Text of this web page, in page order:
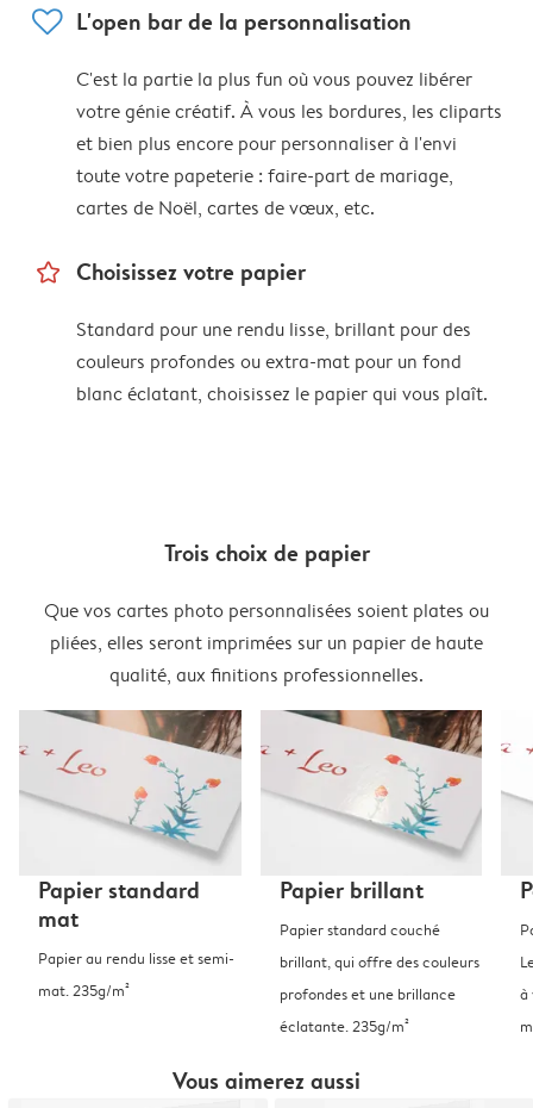
heart L'open bar de la personnalisation
C'est la partie la plus fun où vous pouvez libérer
votre génie créatif. À vous les bordures, les cliparts
et bien plus encore pour personnaliser à l'envi
toute votre papeterie : faire-part de mariage,
cartes de Noël, cartes de vœux, etc.
star_outline Choisissez votre papier
Standard pour une rendu lisse, brillant pour des
couleurs profondes ou extra-mat pour un fond
blanc éclatant, choisissez le papier qui vous plaît.
Trois choix de papier
Que vos cartes photo personnalisées soient plates ou
pliées, elles seront imprimées sur un papier de haute
qualité, aux finitions professionnelles.
Papier standard
mat
Papier au rendu lisse et semi-
mat. 235g/m²
Papier brillant
Papier standard couché
brillant, qui offre des couleurs
profondes et une brillance
éclatante. 235g/m²
à
Vous aimerez aussi